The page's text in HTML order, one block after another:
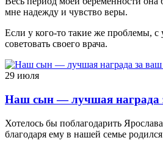
мне надежду и чувство веры.
Если у кого-то такие же проблемы, с
советовать своего врача.
29 июля
Наш сын — лучшая награда
Хотелось бы поблагодарить
благодаря ему в нашей семье